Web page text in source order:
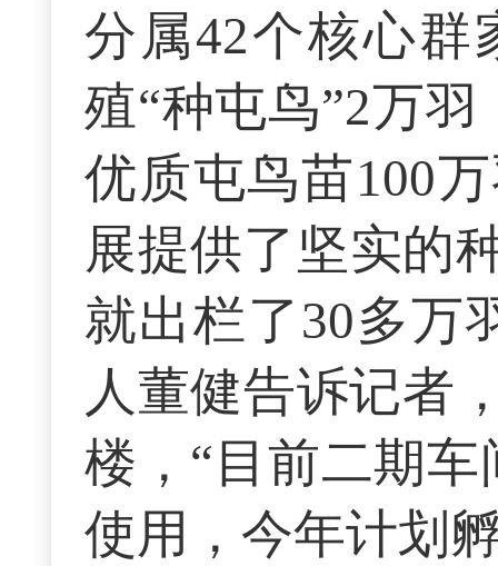
分属42个核心群
殖“种屯鸟”2万
优质屯鸟苗100
展提供了坚实的
就出栏了30多万
人董健告诉记者
楼，“目前二期
使用，今年计划